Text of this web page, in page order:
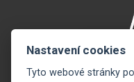
Nastavení cookies
Tyto webové stránky